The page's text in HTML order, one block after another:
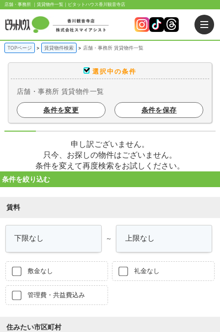
店舗・事務所 ｜賃貸物件一覧｜ピタットハウス香川観音寺店
TOPページ 賃貸物件検索 店舗・事務所 賃貸物件一覧
選択中の条件
店舗・事務所 賃貸物件一覧
条件を変更 条件を保存
申し訳ございません。
只今、お探しの物件はございません。
条件を変えて再度検索をお試しください。
条件を絞り込む
賃料
～
敷金なし 礼金なし
管理費・共益費込み
住みたい市区町村